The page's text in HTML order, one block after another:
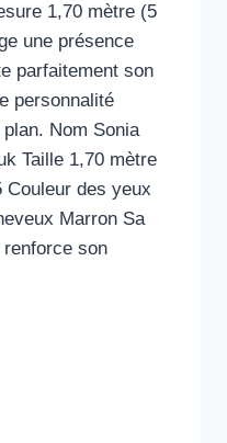
1,70 mètre (5
une présence
parfaitement son
personnalité
Nom Sonia
Taille 1,70 mètre
Couleur des yeux
Marron Sa
son